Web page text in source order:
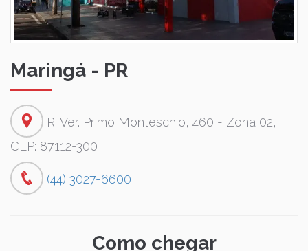
Maringá - PR
R. Ver. Primo Monteschio, 460 - Zona 02,
CEP: 87112-300
(44) 3027-6600
Como chegar